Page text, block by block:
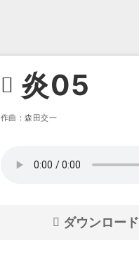
炎05
作曲：森田交一
ダウンロード